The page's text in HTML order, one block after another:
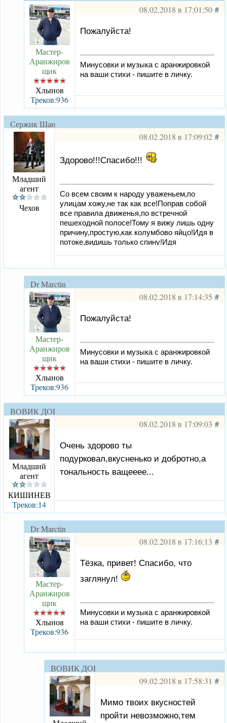
08.02.2018 в 17:01:50#
Мастер-
Аранжиров
щик
Хлынов
Треков:936
Пожалуйста!
Минусовки и музыка с аранжировкой
на ваши стихи - пишите в личку.
Сержик Шанс
08.02.2018 в 17:09:02#
Младший
агент
Чехов
Здорово!!!Спасибо!!!
Со всем своим к народу уваженьем,по
улицам хожу,не так как все!Поправ собой
все правила движенья,по встречной
пешеходной полосе!Тому я вижу лишь одну
причину,простую,как колумбово яйцо!Идя в
потоке,видишь только спину!Идя
Dr Marctin
08.02.2018 в 17:14:35#
Мастер-
Аранжиров
щик
Хлынов
Треков:936
Пожалуйста!
Минусовки и музыка с аранжировкой
на ваши стихи - пишите в личку.
ВОВИК ДОБРЫЙ
08.02.2018 в 17:09:03#
Младший
агент
КИШИНЕВ
Треков:14
Очень здорово ты
подурковал,вкусненько и добротно,а
тональность ващееее...
Dr Marctin
08.02.2018 в 17:16:13#
Мастер-
Аранжиров
щик
Хлынов
Треков:936
Тёзка, привет! Спасибо, что
заглянул!
Минусовки и музыка с аранжировкой
на ваши стихи - пишите в личку.
ВОВИК ДОБРЫЙ
09.02.2018 в 17:58:31#
Мимо твоих вкусностей
пройти невозможно,тем